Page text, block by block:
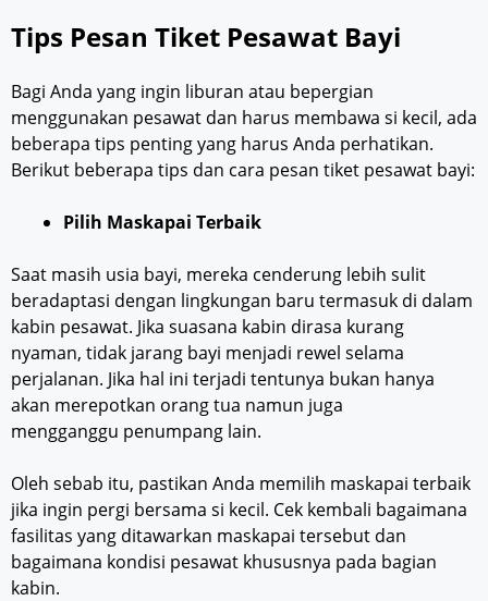
Tips Pesan Tiket Pesawat Bayi
Bagi Anda yang ingin liburan atau bepergian
menggunakan pesawat dan harus membawa si kecil, ada
beberapa tips penting yang harus Anda perhatikan.
Berikut beberapa tips dan cara pesan tiket pesawat bayi:
Pilih Maskapai Terbaik
Saat masih usia bayi, mereka cenderung lebih sulit
beradaptasi dengan lingkungan baru termasuk di dalam
kabin pesawat. Jika suasana kabin dirasa kurang
nyaman, tidak jarang bayi menjadi rewel selama
perjalanan. Jika hal ini terjadi tentunya bukan hanya
akan merepotkan orang tua namun juga
mengganggu penumpang lain.
Oleh sebab itu, pastikan Anda memilih maskapai terbaik
jika ingin pergi bersama si kecil. Cek kembali bagaimana
fasilitas yang ditawarkan maskapai tersebut dan
bagaimana kondisi pesawat khususnya pada bagian
kabin.